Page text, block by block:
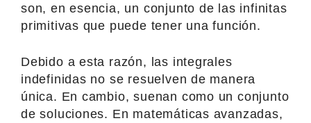
son, en esencia, un conjunto de las infinitas
primitivas que puede tener una función.
Debido a esta razón, las integrales
indefinidas no se resuelven de manera
única. En cambio, suenan como un conjunto
de soluciones. En matemáticas avanzadas,